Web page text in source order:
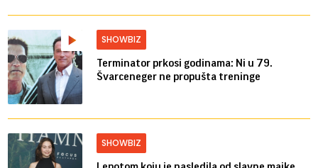
SHOWBIZ
Terminator prkosi godinama: Ni u 79.
Švarceneger ne propušta treninge
SHOWBIZ